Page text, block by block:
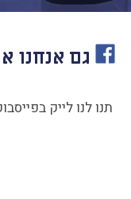
גם אנחנו
תנו לנו לייק